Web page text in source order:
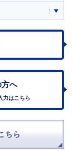
方へ
力はこちら